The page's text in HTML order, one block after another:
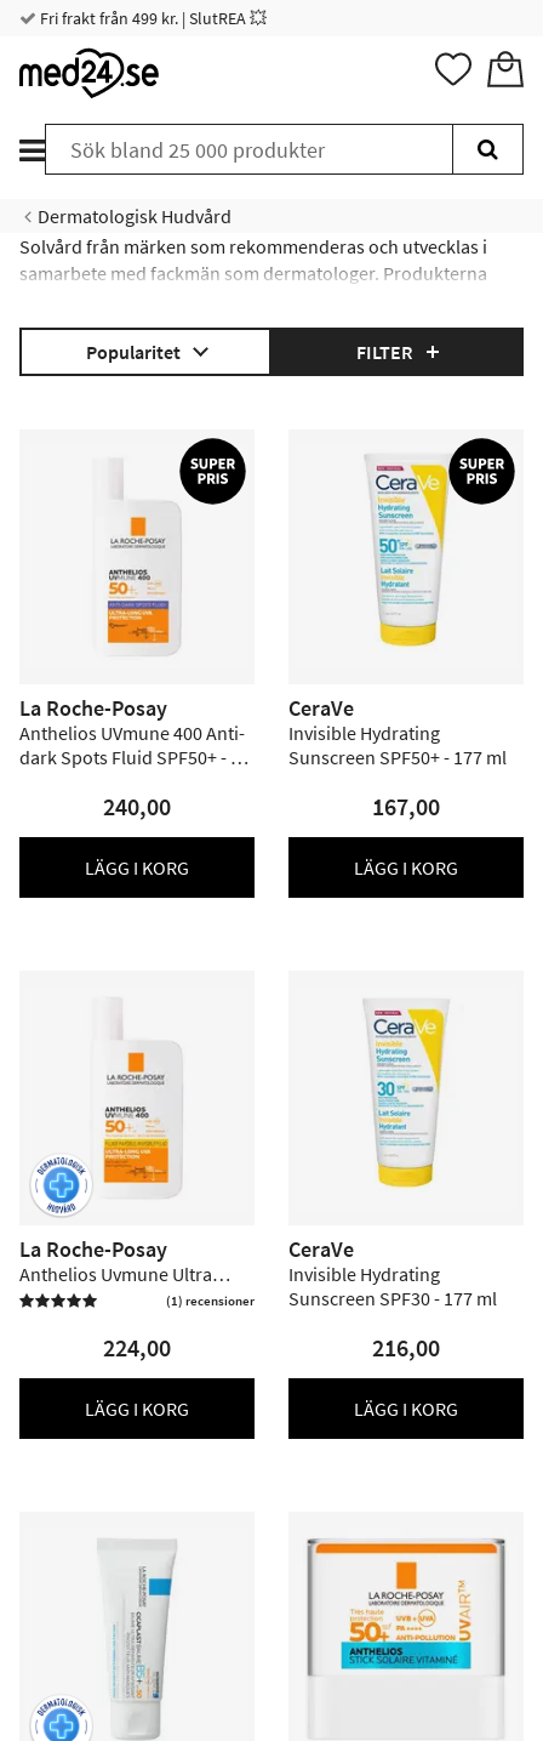
Fri frakt från 499 kr. | SlutREA 💥
Dermatologisk Hudvård
Solvård från märken som rekommenderas och utvecklas i
samarbete med fackmän som dermatologer. Produkterna
alla hudtyper och läppar även känsliga. Solprodukter
rekommenderas över hela landet och du kan känna dig trygg
med att de inte innehåller några onödiga ingredienser eller
passar dig och din familj här.
Popularitet FILTER
La Roche-Posay
Anthelios UVmune 400 Anti-
dark Spots Fluid SPF50+ - 50
240,00
LÄGG I KORG
CeraVe
Invisible Hydrating
Sunscreen SPF50+ - 177 ml
167,00
LÄGG I KORG
La Roche-Posay
Anthelios Uvmune Ultra
Light SPF 50+ - 50 ml
 (1) recensioner
224,00
LÄGG I KORG
CeraVe
Invisible Hydrating
Sunscreen SPF30 - 177 ml
216,00
LÄGG I KORG